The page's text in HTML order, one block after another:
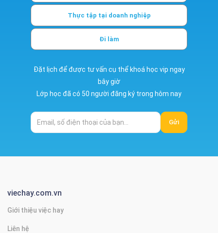
Thực tập tại doanh nghiệp
Đi làm
Đặt lịch để được tư vấn cụ thể khoá học vip ngay
bây giờ
Lớp học đã có 50 người đăng ký trong hôm nay
Gửi
viechay.com.vn
Giới thiệu việc hay
Liên hệ